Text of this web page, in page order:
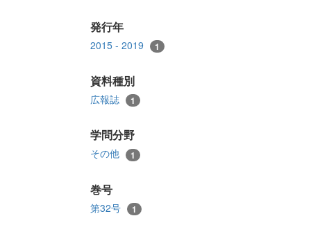
発行年
2015 - 2019 1
資料種別
広報誌 1
学問分野
その他 1
巻号
第32号 1